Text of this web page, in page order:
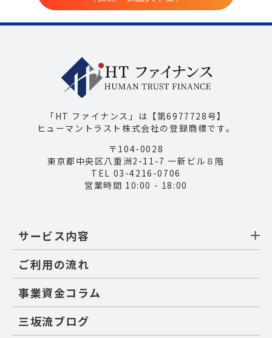
「HT ファイナンス」は【第6977728号】
ヒューマントラスト株式会社の登録商標です。
〒104-0028
東京都中央区八重洲2-11-7 一新ビル８階
TEL 03-4216-0706
営業時間 10:00 - 18:00
サービス内容
ご利用の流れ
事業資金コラム
三坂流ブログ